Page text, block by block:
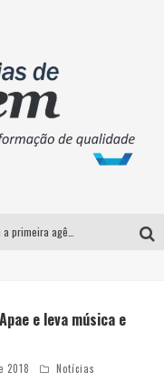
e leva música e
2018 Notícias